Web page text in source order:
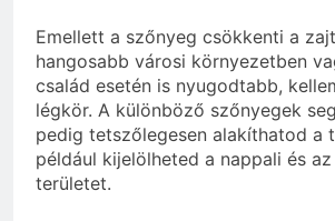
Emellett a szőnyeg csökkenti a
hangosabb városi környezetben
család esetén is nyugodtabb,
légkör. A különböző szőnyegek
pedig tetszőlegesen alakíthatod a
például kijelölheted a nappali és
területet.